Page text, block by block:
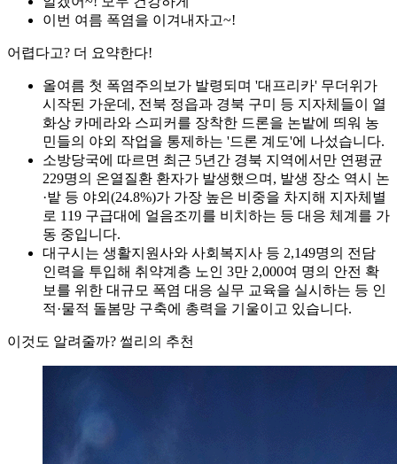
이번 여름 폭염을 이겨내자고~!
어렵다고? 더 요약한다!
올여름 첫 폭염주의보가 발령되며 '대프리카' 무더위가
시작된 가운데, 전북 정읍과 경북 구미 등 지자체들이 열
화상 카메라와 스피커를 장착한 드론을 논밭에 띄워 농
민들의 야외 작업을 통제하는 '드론 계도'에 나섰습니다.
소방당국에 따르면 최근 5년간 경북 지역에서만 연평균
229명의 온열질환 환자가 발생했으며, 발생 장소 역시 논
·밭 등 야외(24.8%)가 가장 높은 비중을 차지해 지자체별
로 119 구급대에 얼음조끼를 비치하는 등 대응 체계를 가
동 중입니다.
대구시는 생활지원사와 사회복지사 등 2,149명의 전담
인력을 투입해 취약계층 노인 3만 2,000여 명의 안전 확
보를 위한 대규모 폭염 대응 실무 교육을 실시하는 등 인
적·물적 돌봄망 구축에 총력을 기울이고 있습니다.
이것도 알려줄까? 썰리의 추천